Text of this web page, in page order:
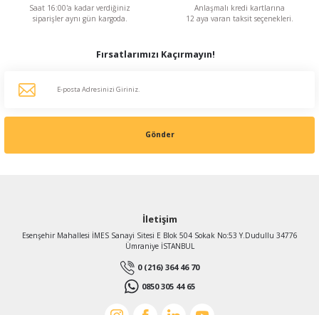
Saat 16:00'a kadar verdiğiniz
siparişler aynı gün kargoda.
Anlaşmalı kredi kartlarına
12 aya varan taksit seçenekleri.
Fırsatlarımızı Kaçırmayın!
Gönder
İletişim
Esenşehir Mahallesi İMES Sanayi Sitesi E Blok 504 Sokak No:53 Y.Dudullu 34776
Ümraniye İSTANBUL
0 (216) 364 46 70
0850 305 44 65